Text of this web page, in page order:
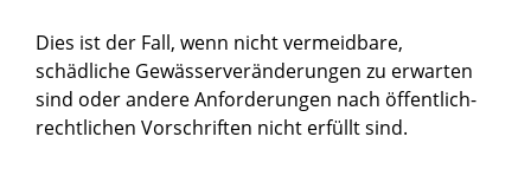
Dies ist der Fall, wenn nicht vermeidbare,
schädliche Gewässerveränderungen zu erwarten
sind oder andere Anforderungen nach öffentlich-
rechtlichen Vorschriften nicht erfüllt sind.